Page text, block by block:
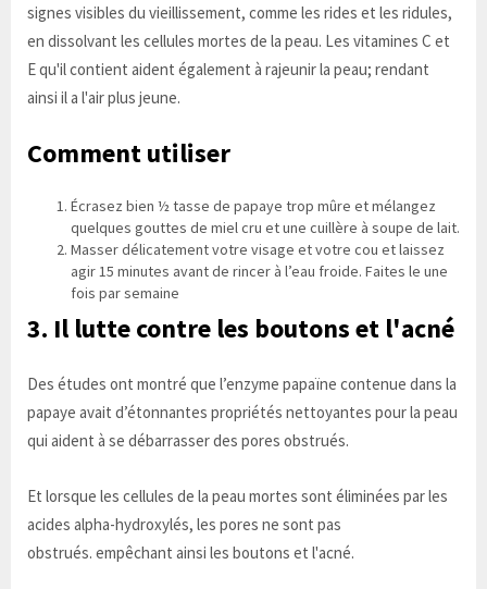
signes visibles du vieillissement, comme les rides et les ridules,
en dissolvant les cellules mortes de la peau. Les vitamines C et
E qu'il contient aident également à rajeunir la peau; rendant
ainsi il a l'air plus jeune.
Comment utiliser
Écrasez bien ½ tasse de papaye trop mûre et mélangez
quelques gouttes de miel cru et une cuillère à soupe de lait.
Masser délicatement votre visage et votre cou et laissez
agir 15 minutes avant de rincer à l’eau froide. Faites le une
fois par semaine
3. Il lutte contre les boutons et l'acné
Des études ont montré que l’enzyme papaïne contenue dans la
papaye avait d’étonnantes propriétés nettoyantes pour la peau
qui aident à se débarrasser des pores obstrués.
Et lorsque les cellules de la peau mortes sont éliminées par les
acides alpha-hydroxylés, les pores ne sont pas
obstrués. empêchant ainsi les boutons et l'acné.